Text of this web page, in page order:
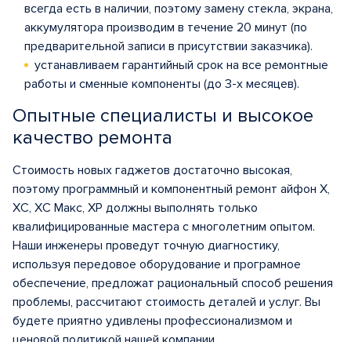
всегда есть в наличии, поэтому замену стекла, экрана,
аккумулятора производим в течение 20 минут (по
предварительной записи в присутствии заказчика).
устанавливаем гарантийный срок на все ремонтные
работы и сменные компоненты (до 3-х месяцев).
Опытные специалисты и высокое
качество ремонта
Стоимость новых гаджетов достаточно высокая,
поэтому программный и компонентный ремонт айфон X,
ХС, ХС Макс, ХР должны выполнять только
квалифицированные мастера с многолетним опытом.
Наши инженеры проведут точную диагностику,
используя передовое оборудование и програмное
обеспечение, предложат рациональный способ решения
проблемы, рассчитают стоимость деталей и услуг. Вы
будете приятно удивлены профессионализмом и